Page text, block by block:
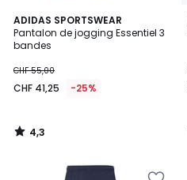
ADIDAS SPORTSWEAR
Pantalon de jogging Essentiel 3
bandes
CHF 55,00
CHF 41,25 -25%
4,3
/ 5
4,3
/